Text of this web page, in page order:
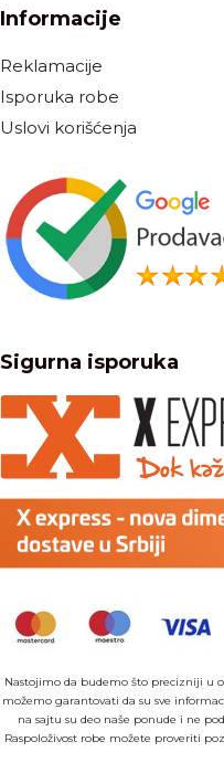
Informacije
Reklamacije
Isporuka robe
Uslovi korišćenja
Sigurna isporuka
Nastojimo da budemo što precizniji u
možemo garantovati da su sve
na sajtu su deo naše ponude i ne
Raspoloživost robe možete proveriti